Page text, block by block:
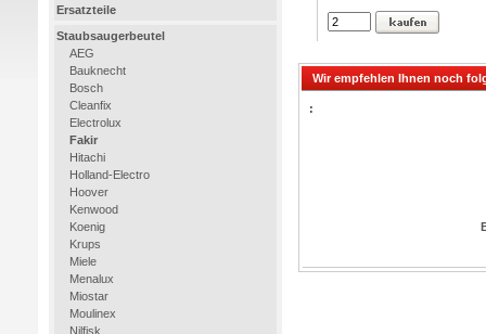
Ersatzteile
Staubsaugerbeutel
AEG
Bauknecht
Bosch
Cleanfix
Electrolux
Fakir
Hitachi
Holland-Electro
Hoover
Kenwood
Koenig
Krups
Miele
Menalux
Miostar
Moulinex
Nilfisk
Wir empfehlen Ihnen noch
: